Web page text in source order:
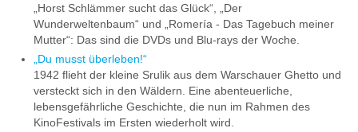
„Horst Schlämmer sucht das Glück“, „Der
Wunderweltenbaum“ und „Romería - Das Tagebuch meiner
Mutter“: Das sind die DVDs und Blu-rays der Woche.
„Du musst überleben!“
1942 flieht der kleine Srulik aus dem Warschauer Ghetto und
versteckt sich in den Wäldern. Eine abenteuerliche,
lebensgefährliche Geschichte, die nun im Rahmen des
KinoFestivals im Ersten wiederholt wird.